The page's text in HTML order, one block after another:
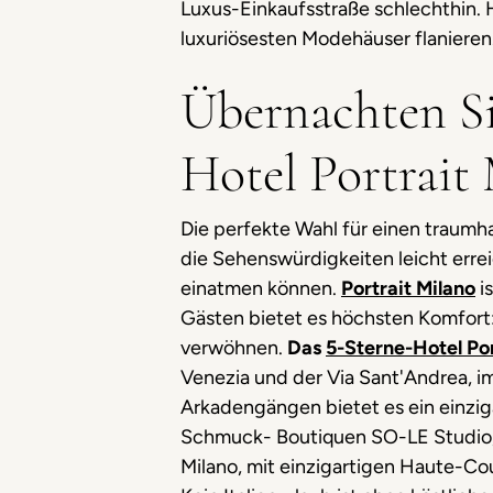
Luxus-Einkaufsstraße schlechthin.
luxuriösesten Modehäuser
Übernachten
Hotel Portrait
Die perfekte Wahl für einen
die Sehenswürdigkeiten leicht
einatmen können. Portrait Milano
Gästen bietet es höchsten
verwöhnen. Das 5-Sterne-Hotel
Venezia und der Via Sant'Andrea,
Arkadengängen bietet es ein
Schmuck- Boutiquen SO-LE
Milano, mit einzigartigen Haute-